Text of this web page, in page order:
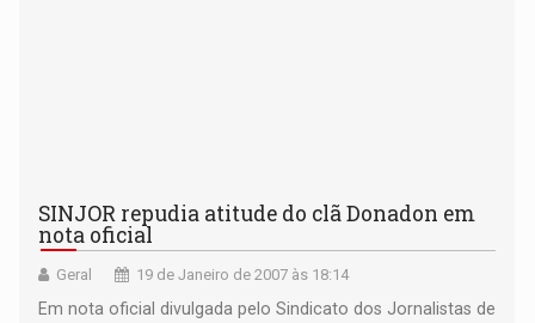
SINJOR repudia atitude do clã Donadon em
nota oficial
Geral 19 de Janeiro de 2007 às 18:14
Em nota oficial divulgada pelo Sindicato dos Jornalistas de